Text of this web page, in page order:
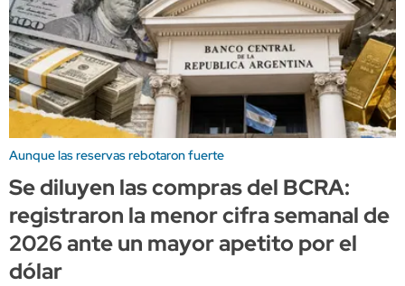
Aunque las reservas rebotaron fuerte
Se diluyen las compras del BCRA:
registraron la menor cifra semanal de
2026 ante un mayor apetito por el
dólar